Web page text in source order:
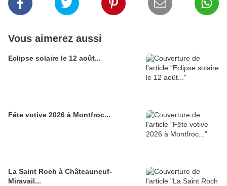
Vous aimerez aussi
Eclipse solaire le 12 août...
Fête votive 2026 à Montfroc...
La Saint Roch à Châteauneuf-
Miravail...